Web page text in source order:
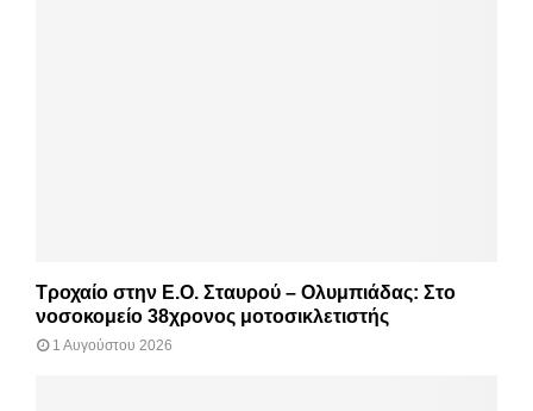
Τροχαίο στην Ε.Ο. Σταυρού – Ολυμπιάδας: Στο
νοσοκομείο 38χρονος μοτοσικλετιστής
1 Αυγούστου 2026